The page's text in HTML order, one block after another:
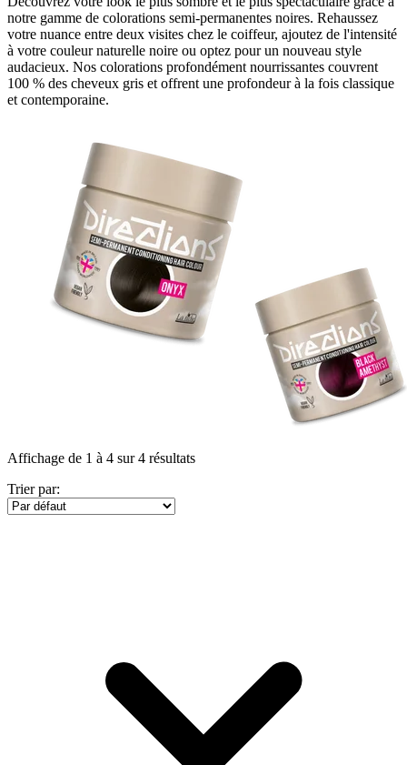
notre gamme de colorations semi-permanentes noires. Rehaussez
votre nuance entre deux visites chez le coiffeur, ajoutez de l'intensité
à votre couleur naturelle noire ou optez pour un nouveau style
audacieux. Nos colorations profondément nourrissantes couvrent
100 % des cheveux gris et offrent une profondeur à la fois classique
et contemporaine.
Affichage de 1 à 4 sur 4 résultats
Trier par: